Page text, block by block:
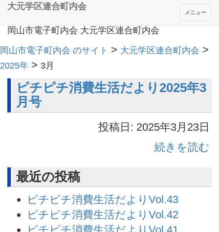
岡山市電子町内会 大元学区連合町内会
メニュー
大元学区連合町内会
岡山市電子町内会 のサイト > 大元学区連合町内会 >
2025年 > 3月
ピチピチ消費生活だより2025年3
月号
投稿日: 2025年3月23日
続きを読む
最近の投稿
ピチピチ消費生活だよりVol.43
ピチピチ消費生活だよりVol.42